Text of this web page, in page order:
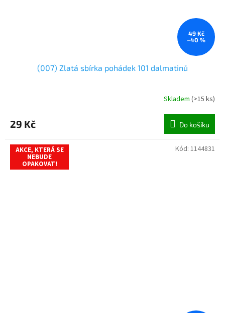
49 Kč
–40 %
(007) Zlatá sbírka pohádek 101 dalmatinů
Skladem (>15 ks)
29 Kč Do košíku
AKCE, KTERÁ SE
NEBUDE
OPAKOVAT!
Kód: 1144831